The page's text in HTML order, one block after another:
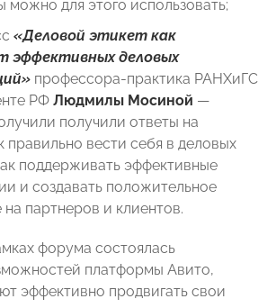
можно для этого использовать;
«Деловой этикет как
эффективных деловых
профессора-практика РАНХиГС
РФ Людмилы Мосиной —
получили ответы на
правильно вести себя в деловых
поддерживать эффективные
и создавать положительное
на партнеров и клиентов.
форума состоялась
платформы Авито,
эффективно продвигать свои